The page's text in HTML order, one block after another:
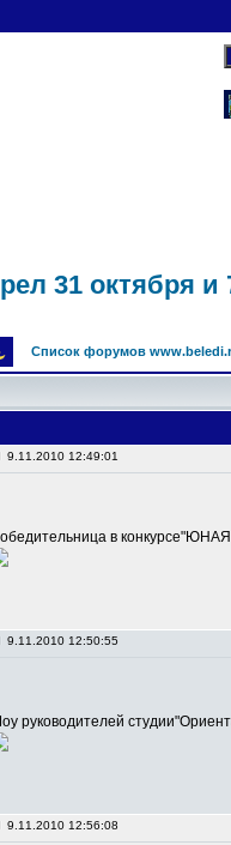
31 октября и
Список форумов
9.11.2010 12:49:01
в
9.11.2010 12:50:55
руководителей
9.11.2010 12:56:08